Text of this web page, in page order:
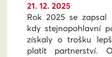
21. 12. 2025
Rok 2025 se
kdy stejnopohlavní
získaly o trošku
platit partnerství.